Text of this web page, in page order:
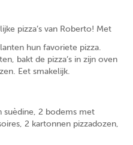
pizza’s van Roberto! Met
hun favoriete pizza.
bakt de pizza’s in zijn oven
Eet smakelijk.
suèdine, 2 bodems met
2 kartonnen pizzadozen,